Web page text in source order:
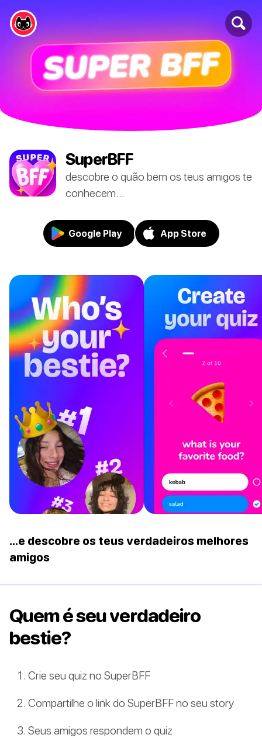
SuperBFF
descobre o quão bem os teus amigos te
conhecem...
Google Play App Store
...e descobre os teus verdadeiros melhores
amigos
Quem é seu verdadeiro
bestie?
Crie seu quiz no SuperBFF
Compartilhe o link do SuperBFF no seu story
Seus amigos respondem o quiz